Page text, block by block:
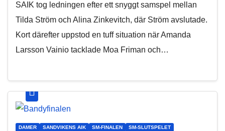
SAIK tog ledningen efter ett snyggt samspel mellan
Tilda Ström och Alina Zinkevitch, där Ström avslutade.
Kort därefter uppstod en tuff situation när Amanda
Larsson Vainio tacklade Moa Friman och…
DAMER SANDVIKENS AIK SM-FINALEN
SM-SLUTSPELET